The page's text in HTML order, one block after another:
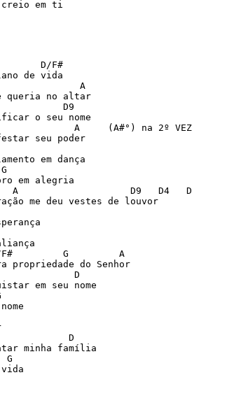
D/F#
de vida
A
queria no altar
D9
o seu nome
A     (A#°) na 2º VEZ
seu poder
em dança
em alegria
A                    D9   D4   D
me deu vestes de louvor
G         A
propriedade do Senhor
D
em seu nome
D
minha família
G
vida